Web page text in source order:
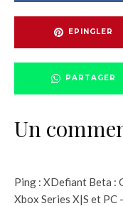
EPINGLER
PARTAGER
Un
Ping : XDefiant Beta :
Xbox Series X|S et